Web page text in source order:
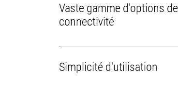
Vaste gamme d'options de
connectivité
Simplicité d'utilisation